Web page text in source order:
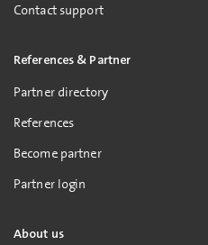
Contact support
References & Partner
Partner directory
References
Become partner
Partner login
About us